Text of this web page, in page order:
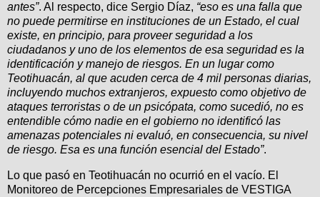
antes”. Al respecto, dice Sergio Díaz, “eso es una falla que
no puede permitirse en instituciones de un Estado, el cual
existe, en principio, para proveer seguridad a los
ciudadanos y uno de los elementos de esa seguridad es la
identificación y manejo de riesgos. En un lugar como
Teotihuacán, al que acuden cerca de 4 mil personas diarias,
incluyendo muchos extranjeros, expuesto como objetivo de
ataques terroristas o de un psicópata, como sucedió, no es
entendible cómo nadie en el gobierno no identificó las
amenazas potenciales ni evaluó, en consecuencia, su nivel
de riesgo. Esa es una función esencial del Estado”.
Lo que pasó en Teotihuacán no ocurrió en el vacío. El
Monitoreo de Percepciones Empresariales de VESTIGA